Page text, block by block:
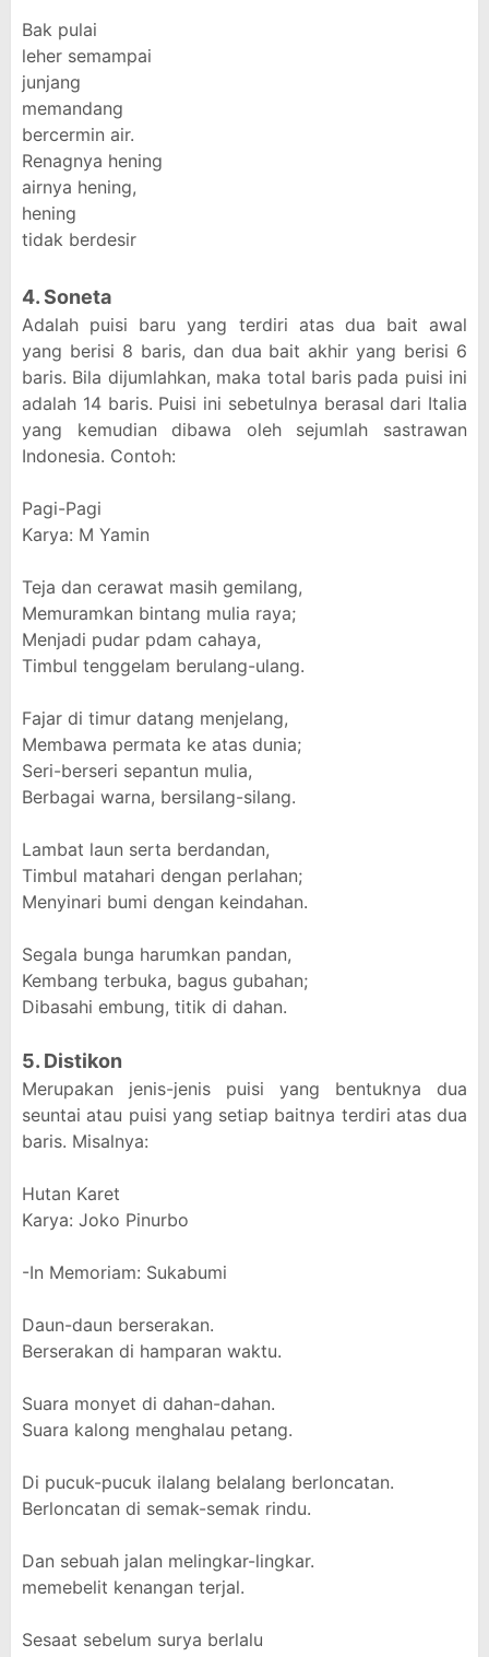
Bak pulai
leher semampai
junjang
memandang
bercermin air.
Renagnya hening
airnya hening,
hening
tidak berdesir
4. Soneta
Adalah puisi baru yang terdiri atas dua bait awal
yang berisi 8 baris, dan dua bait akhir yang berisi 6
baris. Bila dijumlahkan, maka total baris pada puisi ini
adalah 14 baris. Puisi ini sebetulnya berasal dari Italia
yang kemudian dibawa oleh sejumlah sastrawan
Indonesia. Contoh:
Pagi-Pagi
Karya: M Yamin
Teja dan cerawat masih gemilang,
Memuramkan bintang mulia raya;
Menjadi pudar pdam cahaya,
Timbul tenggelam berulang-ulang.
Fajar di timur datang menjelang,
Membawa permata ke atas dunia;
Seri-berseri sepantun mulia,
Berbagai warna, bersilang-silang.
Lambat laun serta berdandan,
Timbul matahari dengan perlahan;
Menyinari bumi dengan keindahan.
Segala bunga harumkan pandan,
Kembang terbuka, bagus gubahan;
Dibasahi embung, titik di dahan.
5. Distikon
Merupakan jenis-jenis puisi yang bentuknya dua
seuntai atau puisi yang setiap baitnya terdiri atas dua
baris. Misalnya:
Hutan Karet
Karya: Joko Pinurbo
-In Memoriam: Sukabumi
Daun-daun berserakan.
Berserakan di hamparan waktu.
Suara monyet di dahan-dahan.
Suara kalong menghalau petang.
Di pucuk-pucuk ilalang belalang berloncatan.
Berloncatan di semak-semak rindu.
Dan sebuah jalan melingkar-lingkar.
memebelit kenangan terjal.
Sesaat sebelum surya berlalu